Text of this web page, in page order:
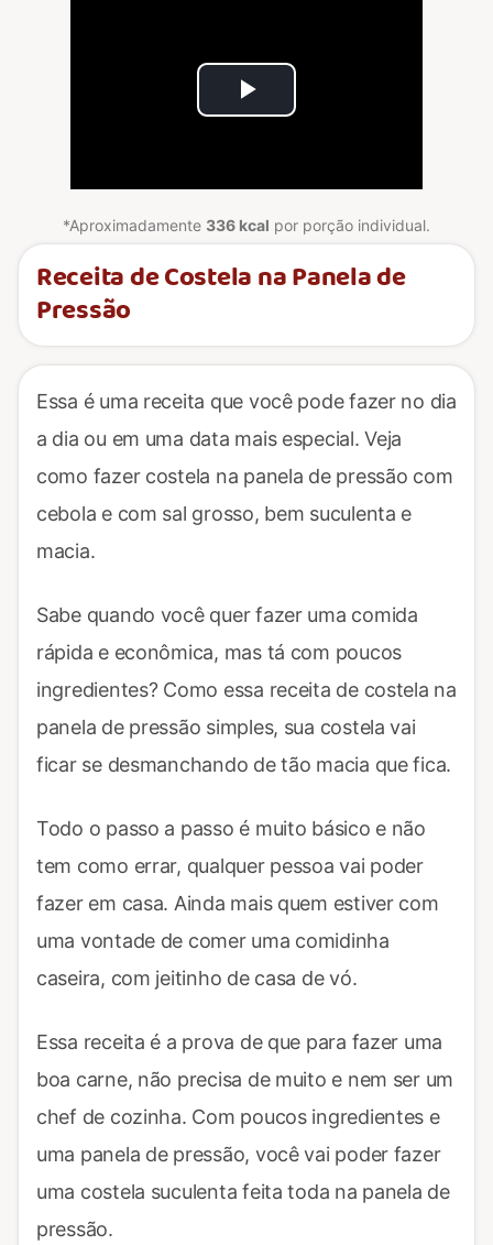
Play
*Aproximadamente 336 kcal por porção individual.
Receita de Costela na Panela de
Pressão
Essa é uma receita que você pode fazer no dia
a dia ou em uma data mais especial. Veja
como fazer costela na panela de pressão com
cebola e com sal grosso, bem suculenta e
macia.
Sabe quando você quer fazer uma comida
rápida e econômica, mas tá com poucos
ingredientes? Como essa receita de costela na
panela de pressão simples, sua costela vai
ficar se desmanchando de tão macia que fica.
Todo o passo a passo é muito básico e não
tem como errar, qualquer pessoa vai poder
fazer em casa. Ainda mais quem estiver com
uma vontade de comer uma comidinha
caseira, com jeitinho de casa de vó.
Essa receita é a prova de que para fazer uma
boa carne, não precisa de muito e nem ser um
chef de cozinha. Com poucos ingredientes e
uma panela de pressão, você vai poder fazer
uma costela suculenta feita toda na panela de
pressão.